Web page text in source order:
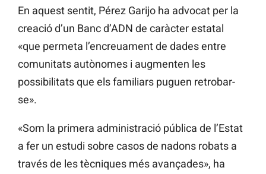
En aquest sentit, Pérez Garijo ha advocat per la
creació d’un Banc d’ADN de caràcter estatal
«que permeta l’encreuament de dades entre
comunitats autònomes i augmenten les
possibilitats que els familiars puguen retrobar-
se».
«Som la primera administració pública de l’Estat
a fer un estudi sobre casos de nadons robats a
través de les tècniques més avançades», ha